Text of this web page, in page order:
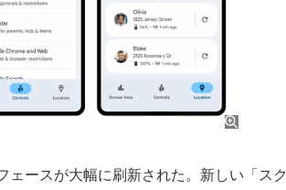
ースが大幅に刷新された。新しい「スク